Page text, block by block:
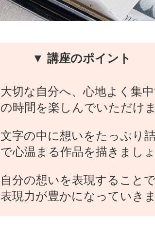
▼ 講座のポイント
大切な自分へ、心地よく集
の時間を楽しんでいただけま
文字の中に想いをたっぷり
で心温まる作品を描きましょ
自分の想いを表現すること
表現力が豊かになっていきま